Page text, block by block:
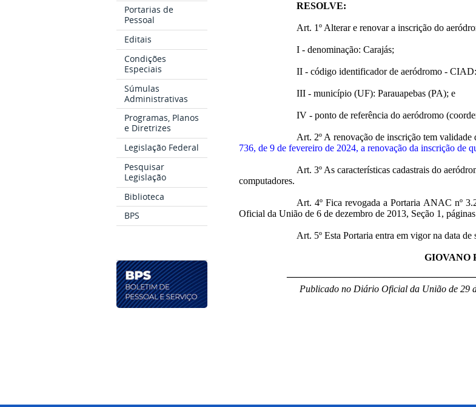
Portarias de
Pessoal
Editais
Condições
Especiais
Súmulas
Administrativas
Programas, Planos
e Diretrizes
Legislação Federal
Pesquisar
Legislação
Biblioteca
BPS
RESOLVE:
Art. 1º Alterar e renovar a inscrição do
I - denominação: Carajás;
II - código identificador de aeródromo -
III - município (UF): Parauapebas (PA); e
IV - ponto de referência do aeródromo
Art. 2º A renovação de inscrição tem validade
736, de 9 de fevereiro de 2024, a renovação da inscrição de
Art. 3º As características cadastrais do
computadores.
Art. 4º Fica revogada a Portaria ANAC nº
Oficial da União de 6 de dezembro de 2013, Seção 1,
Art. 5º Esta Portaria entra em vigor na data de
GIOVANO
Publicado no Diário Oficial da União de 29